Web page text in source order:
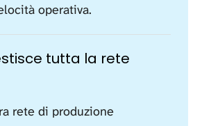
operativa.
tutta la rete
rete di produzione